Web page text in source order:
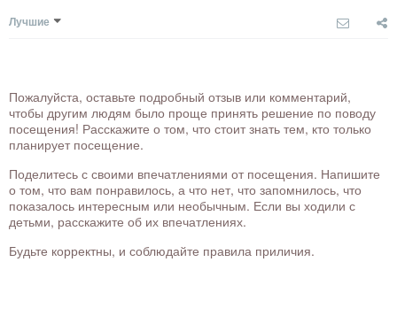
Лучшие
Пожалуйста, оставьте подробный отзыв или комментарий,
чтобы другим людям было проще принять решение по поводу
посещения! Расскажите о том, что стоит знать тем, кто только
планирует посещение.
Поделитесь с своими впечатлениями от посещения. Напишите
о том, что вам понравилось, а что нет, что запомнилось, что
показалось интересным или необычным. Если вы ходили с
детьми, расскажите об их впечатлениях.
Будьте корректны, и соблюдайте правила приличия.